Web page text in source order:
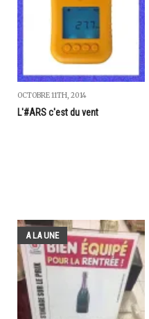
OCTOBRE 11TH, 2014
L'#ARS c'est du vent
A LA UNE